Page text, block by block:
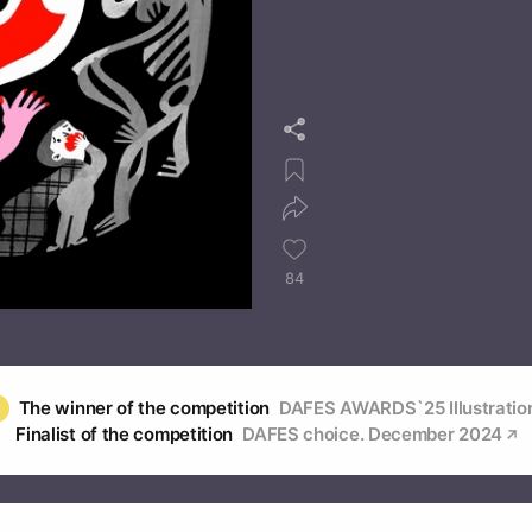
84
The winner of the competition DAFES AWARDS`25
Finalist of the competition DAFES choice. December 2024